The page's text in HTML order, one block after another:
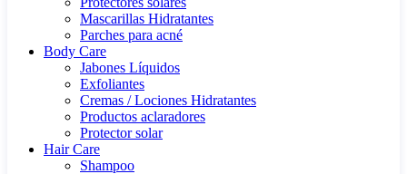
Mascarillas Hidratantes
Parches para acné
Body Care
Jabones Líquidos
Exfoliantes
Cremas / Lociones Hidratantes
Productos aclaradores
Protector solar
Hair Care
Shampoo